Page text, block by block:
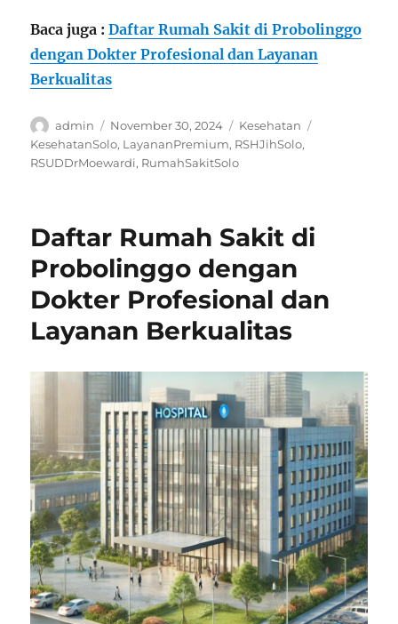
Baca juga :Daftar Rumah Sakit di Probolinggo
dengan Dokter Profesional dan Layanan
Berkualitas
Author
admin
Posted
on
November 30, 2024 Categories
Kesehatan
KesehatanSolo, LayananPremium, RSHJihSolo,
RSUDDrMoewardi, RumahSakitSolo
Daftar Rumah Sakit di
Probolinggo dengan
Dokter Profesional dan
Layanan Berkualitas